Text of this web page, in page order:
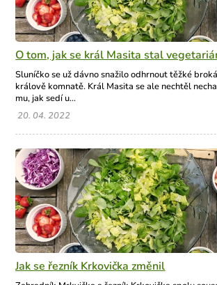
O tom, jak se král Masita stal
Sluníčko se už dávno snažilo odhrnout těžké
králově komnatě. Král Masita se ale nechtěl
mu, jak sedí u...
20. 04. 2022
Jak se řezník Krkovička změnil